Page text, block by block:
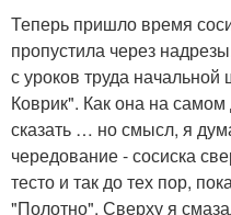
Теперь пришло время
пропустила через
с уроков труда
Коврик". Как она на
сказать … но смысл, я
чередование - сосиска
тесто и так до тех пор,
"Полотно". Сверху я